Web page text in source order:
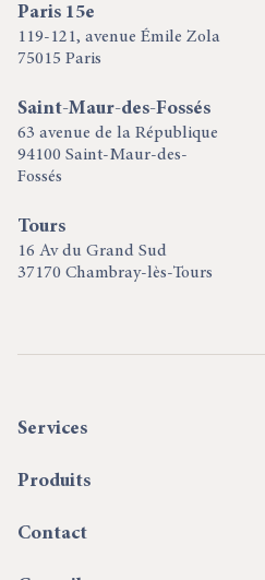
Paris 15e
119-121, avenue Émile Zola
75015 Paris
Saint-Maur-des-Fossés
63 avenue de la République
94100 Saint-Maur-des-
Fossés
Tours
16 Av du Grand Sud
37170 Chambray-lès-Tours
Services
Produits
Contact